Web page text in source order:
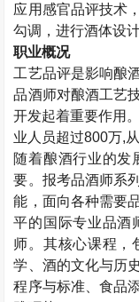
应用感官品评技术
勾调，进行酒体设
职业概况
工艺品评是影响酿
品酒师对酿酒工艺
开发起着重要作用
业人员超过800万,
随着酿酒行业的发
要。报考品酒师系
能，面向各种需要
平的国际专业品酒
师。其核心课程，
学、酒的文化与历
程序与标准、食品